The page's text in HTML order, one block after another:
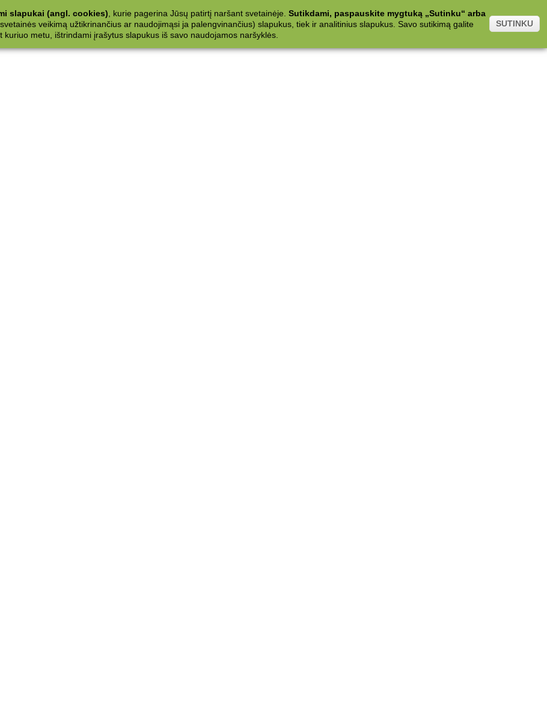
slapukai (angl. cookies) , kurie pagerina Jūsų patirtį naršant svetainėje. Sutikdami, paspauskite mygtuką „Sutinku“ arba
veikimą užtikrinančius ar naudojimąsi ja palengvinančius) slapukus, tiek ir analitinius slapukus. Savo sutikimą galite
kuriuo metu, ištrindami įrašytus slapukus iš savo naudojamos naršyklės.
SUTINKU